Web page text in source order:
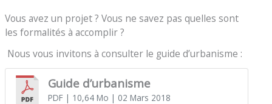
Vous avez un projet ? Vous ne savez pas quelles sont
les formalités à accomplir ?
Nous vous invitons à consulter le guide d’urbanisme :
Guide d’urbanisme
PDF| 10,64 Mo | 02 Mars 2018